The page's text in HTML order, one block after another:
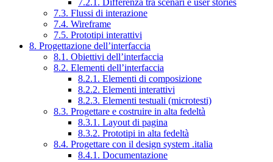
7.2.1. Differenza tra scenari e user stories
7.3. Flussi di interazione
7.4. Wireframe
7.5. Prototipi interattivi
8. Progettazione dell’interfaccia
8.1. Obiettivi dell’interfaccia
8.2. Elementi dell’interfaccia
8.2.1. Elementi di composizione
8.2.2. Elementi interattivi
8.2.3. Elementi testuali (microtesti)
8.3. Progettare e costruire in alta fedeltà
8.3.1. Layout di pagina
8.3.2. Prototipi in alta fedeltà
8.4. Progettare con il design system .italia
8.4.1. Documentazione